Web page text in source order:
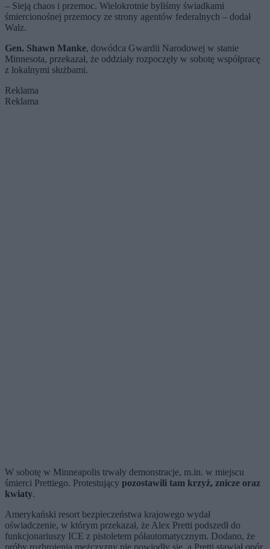
– Sieją chaos i przemoc. Wielokrotnie byliśmy świadkami
śmiercionośnej przemocy ze strony agentów federalnych – dodał
Walz.
Gen. Shawn Manke, dowódca Gwardii Narodowej w stanie
Minnesota, przekazał, że oddziały rozpoczęły w sobotę współpracę
z lokalnymi służbami.
Reklama
Reklama
W sobotę w Minneapolis trwały demonstracje, m.in. w miejscu
śmierci Prettiego. Protestujący pozostawili tam krzyż, znicze oraz
kwiaty.
Amerykański resort bezpieczeństwa krajowego wydał
oświadczenie, w którym przekazał, że Alex Pretti podszedł do
funkcjonariuszy ICE z pistoletem półautomatycznym. Dodano, że